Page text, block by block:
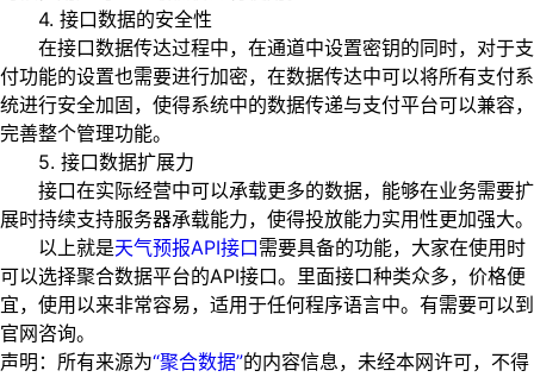
4. 接口数据的安全性
在接口数据传达过程中，在通道中设置密钥的同时，对于支
付功能的设置也需要进行加密，在数据传达中可以将所有支付系
统进行安全加固，使得系统中的数据传递与支付平台可以兼容，
完善整个管理功能。
5. 接口数据扩展力
接口在实际经营中可以承载更多的数据，能够在业务需要扩
展时持续支持服务器承载能力，使得投放能力实用性更加强大。
以上就是天气预报API接口需要具备的功能，大家在使用时
可以选择聚合数据平台的API接口。里面接口种类众多，价格便
宜，使用以来非常容易，适用于任何程序语言中。有需要可以到
官网咨询。
声明：所有来源为“聚合数据”的内容信息，未经本网许可，不得